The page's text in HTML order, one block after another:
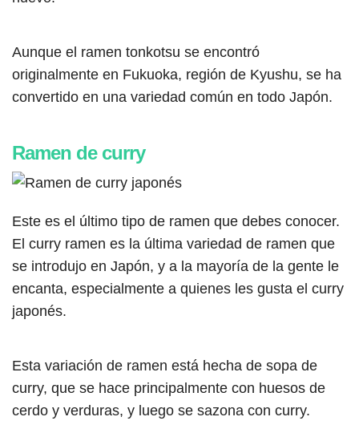
Aunque el ramen tonkotsu se encontró
originalmente en Fukuoka, región de Kyushu, se ha
convertido en una variedad común en todo Japón.
Ramen de curry
Este es el último tipo de ramen que debes conocer.
El curry ramen es la última variedad de ramen que
se introdujo en Japón, y a la mayoría de la gente le
encanta, especialmente a quienes les gusta el curry
japonés.
Esta variación de ramen está hecha de sopa de
curry, que se hace principalmente con huesos de
cerdo y verduras, y luego se sazona con curry.